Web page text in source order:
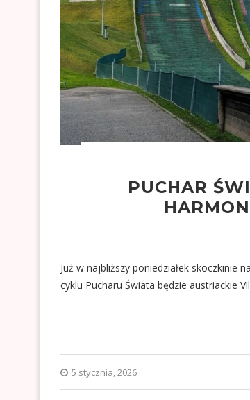
PUCHAR
Już w najbliższy poniedziałek skoczkinie
cyklu Pucharu Świata będzie austriackie
5 stycznia, 2026